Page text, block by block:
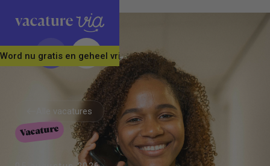
Word nu gratis en geheel vrijblijvend lid van ons Vacature Via
Alle vacatures
Alle vacatures
Vacature